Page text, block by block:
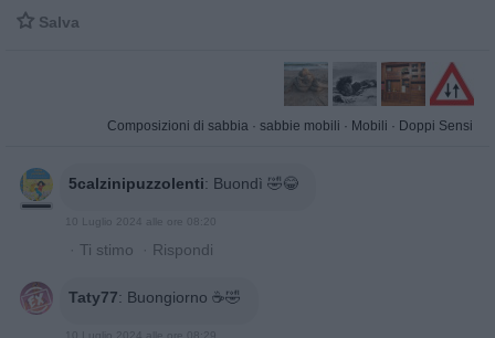
 Salva
Composizioni di sabbia · sabbie mobili · Mobili · Doppi Sensi
5calzinipuzzolenti: Buondì 🤣😂
· Ti stimo · Rispondi
Taty77: Buongiorno ☕🤣
10 Luglio 2024 alle ore 08:29